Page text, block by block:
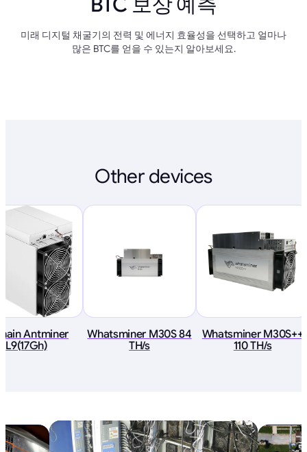
미래 디지털 채굴기의 전력 및 에너지 효율성을 선택하고 얼마나
많은 BTC를 얻을 수 있는지 알아보세요.
Other devices
Antminer
L9(17Gh)
Whatsminer M30S 84
TH/s
Whatsminer M30S++
110 TH/s